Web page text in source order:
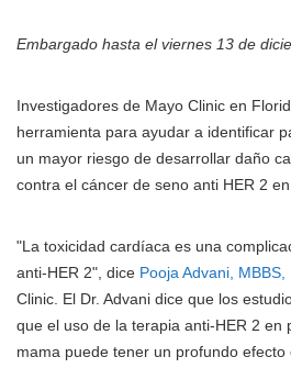
Embargado hasta el viernes 13 de
Investigadores de Mayo Clinic en
herramienta para ayudar a identificar
un mayor riesgo de desarrollar daño
contra el cáncer de seno anti HER 2
"La toxicidad cardíaca es una
anti-HER 2", dice Pooja Advani, MBBS,
Clinic. El Dr. Advani dice que los
que el uso de la terapia anti-HER 2 en
mama puede tener un profundo